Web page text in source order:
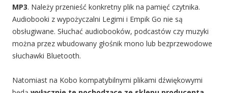
MP3. Należy przenieść konkretny plik na pamięć czytnika.
Audiobooki z wypożyczalni Legimi i Empik Go nie są
obsługiwane. Słuchać audiobooków, podcastów czy muzyki
można przez wbudowany głośnik mono lub bezprzewodowe
słuchawki Bluetooth.
Natomiast na Kobo kompatybilnymi plikami dźwiękowymi